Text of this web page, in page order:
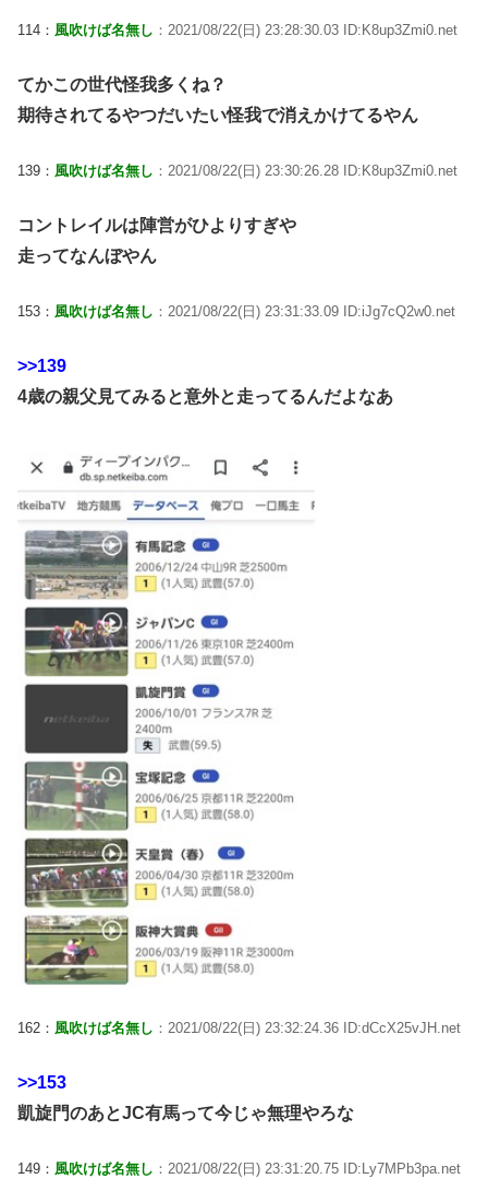
114： 風吹けば名無し ：2021/08/22(日) 23:28:30.03 ID:K8up3Zmi0.net
てかこの世代怪我多くね？
期待されてるやつだいたい怪我で消えかけてるやん
139： 風吹けば名無し ：2021/08/22(日) 23:30:26.28 ID:K8up3Zmi0.net
コントレイルは陣営がひよりすぎや
走ってなんぼやん
153： 風吹けば名無し ：2021/08/22(日) 23:31:33.09 ID:iJg7cQ2w0.net
>>139
4歳の親父見てみると意外と走ってるんだよなあ
162： 風吹けば名無し ：2021/08/22(日) 23:32:24.36 ID:dCcX25vJH.net
>>153
凱旋門のあとJC有馬って今じゃ無理やろな
149： 風吹けば名無し ：2021/08/22(日) 23:31:20.75 ID:Ly7MPb3pa.net